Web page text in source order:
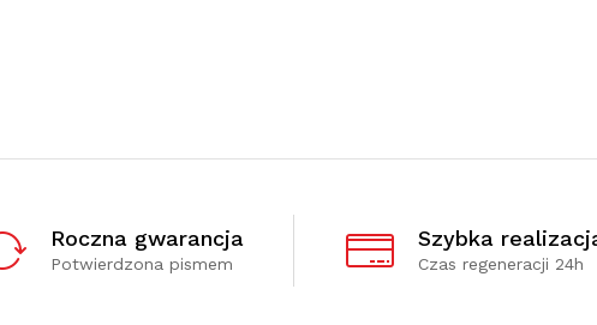
Roczna gwarancja
Potwierdzona pismem
Szybka
Czas regeneracji 24h